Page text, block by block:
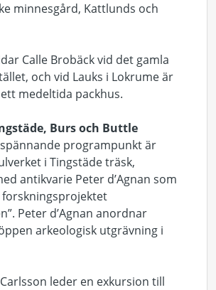
minnesgård, Kattlunds och
Calle Brobäck vid det gamla
och vid Lauks i Lokrume är
medeltida packhus.
Burs och Buttle
programpunkt är
i Tingstäde träsk,
antikvarie Peter d’Agnan som
Peter d’Agnan anordnar
arkeologisk utgrävning i
leder en exkursion till